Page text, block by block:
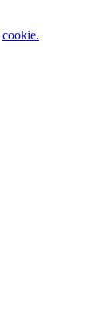
cookie.